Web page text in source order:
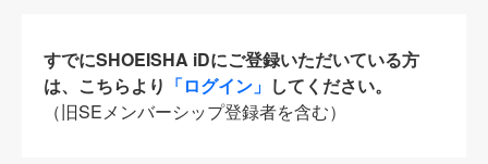
すでにSHOEISHA iDにご登録いただいている方
は、こちらより 「ログイン」 してください。
（旧SEメンバーシップ登録者を含む）